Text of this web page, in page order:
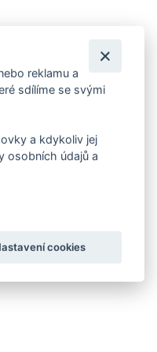
reklamu a
sdílíme se svými
a kdykoliv jej
osobních údajů a
cookies